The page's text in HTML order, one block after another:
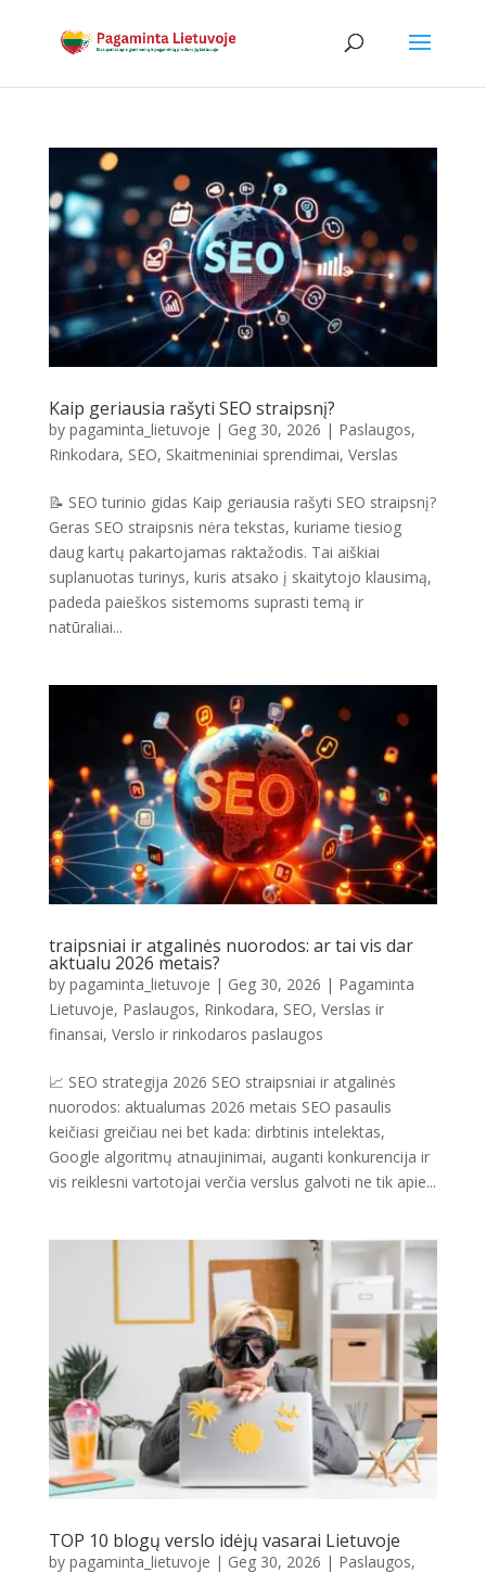
Kaip geriausia rašyti SEO straipsnį?
by pagaminta_lietuvoje | Geg 30, 2026 | Paslaugos,
Rinkodara, SEO, Skaitmeniniai sprendimai, Verslas
📝 SEO turinio gidas Kaip geriausia rašyti SEO straipsnį?
Geras SEO straipsnis nėra tekstas, kuriame tiesiog
daug kartų pakartojamas raktažodis. Tai aiškiai
suplanuotas turinys, kuris atsako į skaitytojo klausimą,
padeda paieškos sistemoms suprasti temą ir
natūraliai...
traipsniai ir atgalinės nuorodos: ar tai vis dar
aktualu 2026 metais?
by pagaminta_lietuvoje | Geg 30, 2026 | Pagaminta
Lietuvoje, Paslaugos, Rinkodara, SEO, Verslas ir
finansai, Verslo ir rinkodaros paslaugos
📈 SEO strategija 2026 SEO straipsniai ir atgalinės
nuorodos: aktualumas 2026 metais SEO pasaulis
keičiasi greičiau nei bet kada: dirbtinis intelektas,
Google algoritmų atnaujinimai, auganti konkurencija ir
vis reiklesni vartotojai verčia verslus galvoti ne tik apie...
TOP 10 blogų verslo idėjų vasarai Lietuvoje
by pagaminta_lietuvoje | Geg 30, 2026 | Paslaugos,